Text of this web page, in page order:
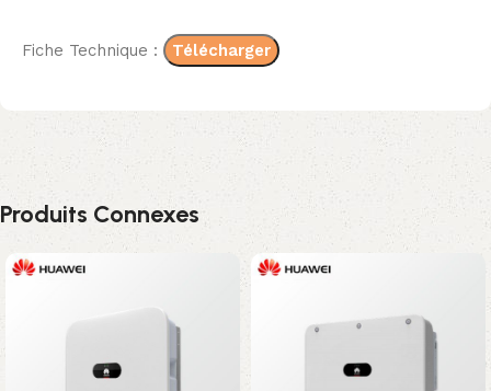
Fiche Technique : Télécharger
Produits Connexes